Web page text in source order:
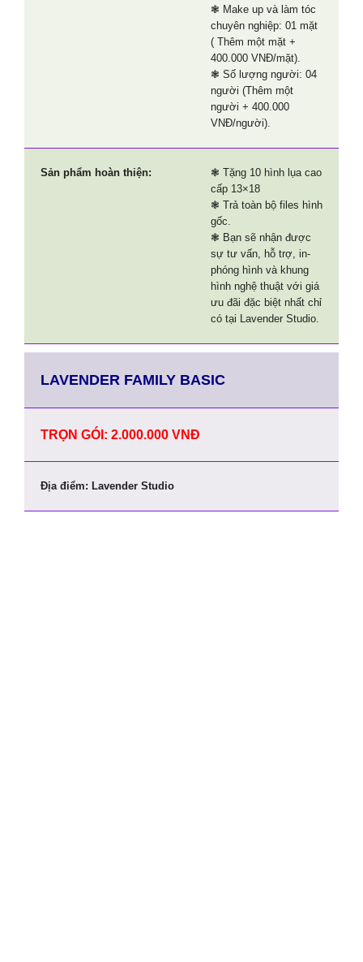
❃ Make up và làm tóc
chuyên nghiệp: 01 mặt
( Thêm một mặt +
400.000 VNĐ/mặt).
❃ Số lượng người: 04
người (Thêm một
người + 400.000
VNĐ/người).
Sản phẩm hoàn thiện:
❃ Tặng 10 hình lụa cao
cấp 13×18
❃ Trả toàn bộ files hình
gốc.
❃ Bạn sẽ nhận được
sự tư vấn, hỗ trợ, in-
phóng hình và khung
hình nghệ thuật với giá
ưu đãi đặc biệt nhất chỉ
có tại Lavender Studio.
LAVENDER FAMILY BASIC
TRỌN GÓI: 2.000.000 VNĐ
Địa điểm: Lavender Studio